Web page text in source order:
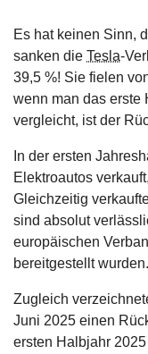
Es hat keinen Sinn,
sanken die Tesla-
39,5 %! Sie fielen
wenn man das erste
vergleicht, ist der
In der ersten
Elektroautos
Gleichzeitig
sind absolut
europäischen
bereitgestellt wurden.
Zugleich
Juni 2025 einen
ersten Halbjahr